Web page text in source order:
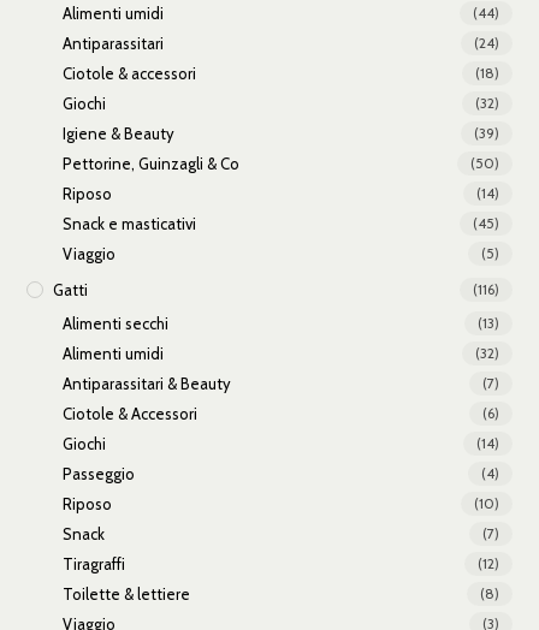
Alimenti umidi (44)
Antiparassitari (24)
Ciotole & accessori (18)
Giochi (32)
Igiene & Beauty (39)
Pettorine, Guinzagli & Co (50)
Riposo (14)
Snack e masticativi (45)
Viaggio (5)
Gatti (116)
Alimenti secchi (13)
Alimenti umidi (32)
Antiparassitari & Beauty (7)
Ciotole & Accessori (6)
Giochi (14)
Passeggio (4)
Riposo (10)
Snack (7)
Tiragraffi (12)
Toilette & lettiere (8)
Viaggio (3)